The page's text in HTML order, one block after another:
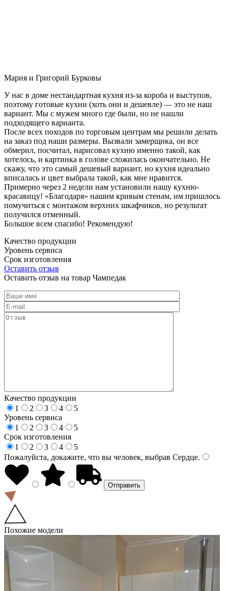
Мария и Григорий Бурковы
У нас в доме нестандартная кухня из-за короба и выступов,
поэтому готовые кухни (хоть они и дешевле) — это не наш
вариант. Мы с мужем много где были, но не нашли
подходящего варианта.
После всех походов по торговым центрам мы решили делать
на заказ под наши размеры. Вызвали замерщика, он все
обмерил, посчитал, нарисовал кухню именно такой, как
хотелось, и картинка в голове сложилась окончательно. Не
скажу, что это самый дешевый вариант, но кухня идеально
вписалась и цвет выбрала такой, как мне нравится.
Примерно через 2 недели нам установили нашу кухню-
красавицу! «Благодаря» нашим кривым стенам, им пришлось
помучиться с монтажом верхних шкафчиков, но результат
получился отменный.
Большое всем спасибо! Рекомендую!
Качество продукции
Уровень сервиса
Срок изготовления
Оставить отзыв
Оставить отзыв на товар Чампедак
Качество продукции
1
2 3 4
5
Уровень сервиса
1
2 3 4
5
Срок изготовления
1
2 3 4
5
Пожалуйста, докажите, что вы человек, выбрав Сердце.
Похожие модели